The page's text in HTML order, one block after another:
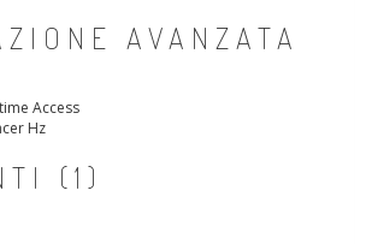
AVANZATA
Access
Hz
(1)